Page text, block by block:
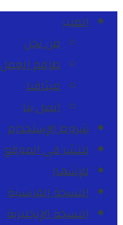
المنبر
من نحن
طاقم العمل
ميثاقنا
اتصل بنا
شروط الإستخدام
للنشر في الموقع
للإشهار
النسخة الفرنسية
النسخة الإنجليزية